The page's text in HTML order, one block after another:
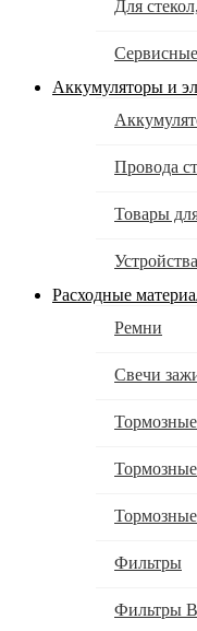
Для
Аккумуляторы и
Провода
Товары
Расходные
Ремни
Свечи
Фильтры
Фильтры